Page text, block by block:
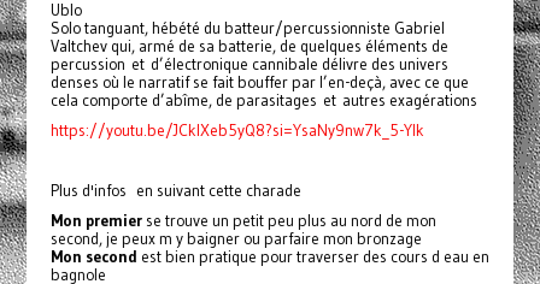
Ublo
Solo tanguant, hébété du batteur/percussionniste Gabriel
Valtchev qui, armé de sa batterie, de quelques éléments de
percussion et d’électronique cannibale délivre des univers
denses où le narratif se fait bouffer par l’en-deçà, avec ce que
cela comporte d’abîme, de parasitages et autres exagérations
https://youtu.be/JCklXeb5yQ8?si=YsaNy9nw7k_5-YIk
Plus d'infos en suivant cette charade
Mon premierse trouve un petit peu plus au nord de mon
second, je peux m y baigner ou parfaire mon bronzage
Mon second est bien pratique pour traverser des cours d eau en
bagnole